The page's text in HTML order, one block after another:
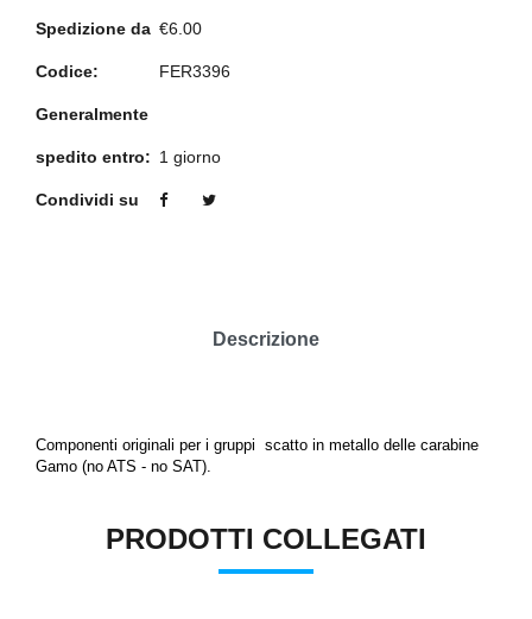
Spedizione da €6.00
Codice: FER3396
Generalmente
spedito entro: 1 giorno
Condividi su
Descrizione
Componenti originali per i gruppi scatto in metallo delle carabine
Gamo (no ATS - no SAT).
PRODOTTI COLLEGATI